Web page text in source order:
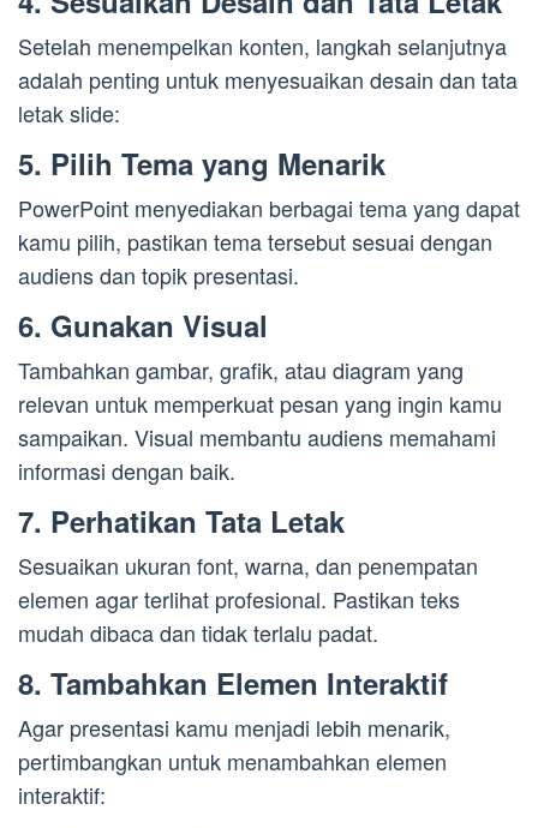
Setelah menempelkan konten, langkah selanjutnya
adalah penting untuk menyesuaikan desain dan tata
letak slide:
5. Pilih Tema yang Menarik
PowerPoint menyediakan berbagai tema yang dapat
kamu pilih, pastikan tema tersebut sesuai dengan
audiens dan topik presentasi.
6. Gunakan Visual
Tambahkan gambar, grafik, atau diagram yang
relevan untuk memperkuat pesan yang ingin kamu
sampaikan. Visual membantu audiens memahami
informasi dengan baik.
7. Perhatikan Tata Letak
Sesuaikan ukuran font, warna, dan penempatan
elemen agar terlihat profesional. Pastikan teks
mudah dibaca dan tidak terlalu padat.
8. Tambahkan Elemen Interaktif
Agar presentasi kamu menjadi lebih menarik,
pertimbangkan untuk menambahkan elemen
interaktif: